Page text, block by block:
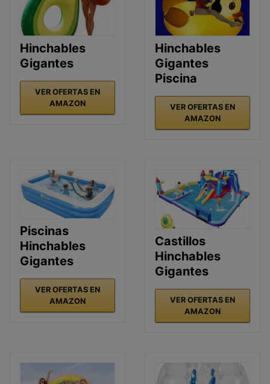
Hinchables
Gigantes
VER OFERTAS EN
AMAZON
Hinchables
Gigantes
Piscina
VER OFERTAS EN
AMAZON
Piscinas
Hinchables
Gigantes
VER OFERTAS EN
AMAZON
Castillos
Hinchables
Gigantes
VER OFERTAS EN
AMAZON